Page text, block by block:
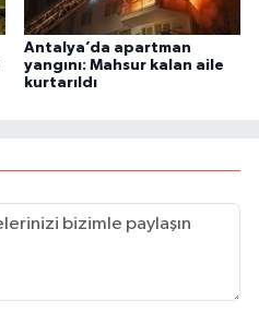
Antalya’da apartman
yangını: Mahsur kalan aile
kurtarıldı